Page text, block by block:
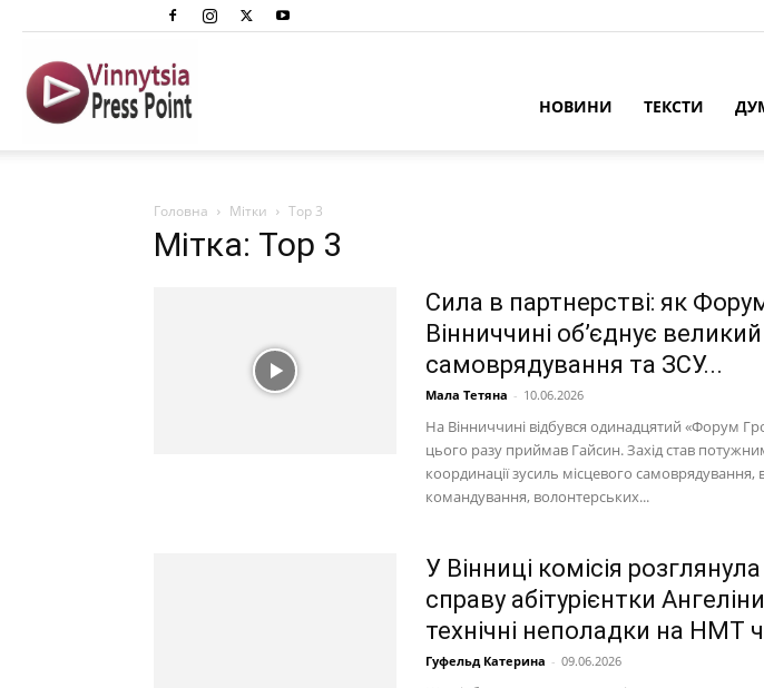
Преспоінт
НОВИНИ ТЕКСТИ
Головна Мітки Top 3
Мітка: Top 3
Сила в партнерстві: як
Вінниччині об’єднує великий
самоврядування та ЗСУ...
Мала Тетяна - 10.06.2026
На Вінниччині відбувся одинадцятий «Форум
цього разу приймав Гайсин. Захід став
координації зусиль місцевого самоврядування,
командування, волонтерських...
У Вінниці комісія
справу абітурієнтки
технічні неполадки на НМТ
Гуфельд Катерина - 09.06.2026